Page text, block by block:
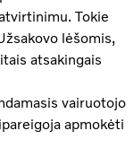
Tokie
lėšomis,
atsakingais
vairuotojo
apmokėti